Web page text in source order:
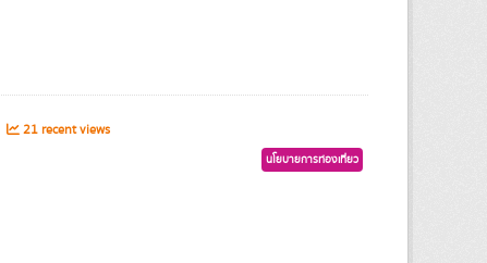
21 recent views
นโยบายการท่องเที่ยว